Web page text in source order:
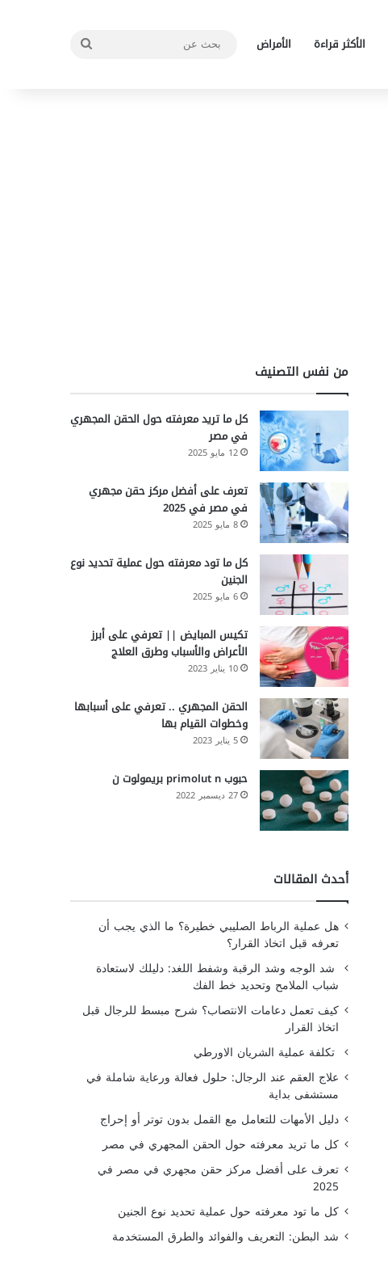
الأكثر قراءة الأمراض
من نفس التصنيف
كل ما تريد معرفته حول الحقن المجهري
في مصر
12 مايو 2025
تعرف على أفضل مركز حقن مجهري
في مصر في 2025
8 مايو 2025
كل ما تود معرفته حول عملية تحديد نوع
الجنين
6 مايو 2025
تكيس المبايض || تعرفي على أبرز
الأعراض والأسباب وطرق العلاج
10 يناير 2023
الحقن المجهري .. تعرفي على أسبابها
وخطوات القيام بها
5 يناير 2023
حبوب primolut n بريمولوت ن
27 ديسمبر 2022
أحدث المقالات
هل عملية الرباط الصليبي خطيرة؟ ما الذي يجب أن
تعرفه قبل اتخاذ القرار؟
شد الوجه وشد الرقبة وشفط اللغد: دليلك لاستعادة
شباب الملامح وتحديد خط الفك
كيف تعمل دعامات الانتصاب؟ شرح مبسط للرجال قبل
اتخاذ القرار
تكلفة عملية الشريان الاورطي
علاج العقم عند الرجال: حلول فعالة ورعاية شاملة في
مستشفى بداية
دليل الأمهات للتعامل مع القمل بدون توتر أو إحراج
كل ما تريد معرفته حول الحقن المجهري في مصر
تعرف على أفضل مركز حقن مجهري في مصر في
2025
كل ما تود معرفته حول عملية تحديد نوع الجنين
شد البطن: التعريف والفوائد والطرق المستخدمة